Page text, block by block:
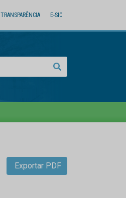
TRANSPARÊNCIA E-SIC
Exportar PDF